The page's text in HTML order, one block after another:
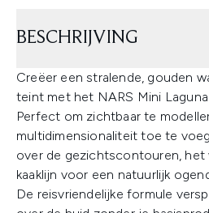
BESCHRIJVING
Creëer een stralende, gouden
teint met het NARS Mini
Perfect om zichtbaar te
multidimensionaliteit toe te
over de gezichtscontouren,
kaaklijn voor een natuurlijk
De reisvriendelijke formule